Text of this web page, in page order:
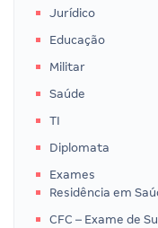
Jurídico
Educação
Militar
Saúde
TI
Diplomata
Exames
Residência em
CFC – Exame de